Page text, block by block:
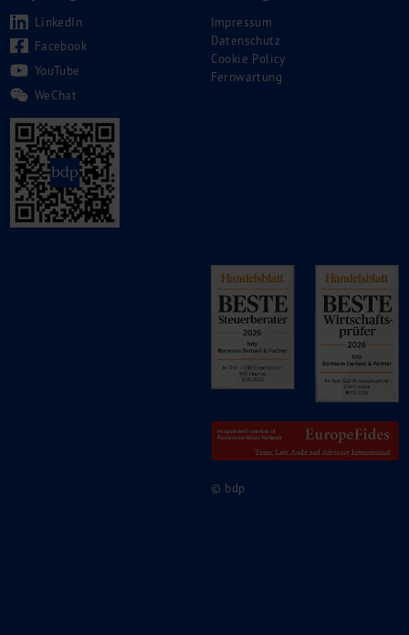
LinkedIn
Facebook
YouTube
WeChat
Impressum
Datenschutz
Cookie Policy
Fernwartung
© bdp